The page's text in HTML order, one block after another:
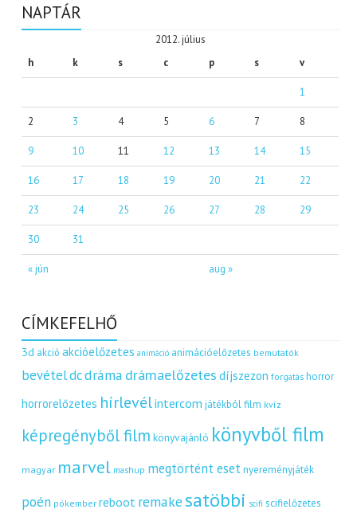
NAPTÁR
2012. július
h
k s c p s v
« jún aug »
1
2 3 4 5 6 7 8
9 10 11 12 13 14 15
16 17 18 19 20 21 22
23 24 25 26 27 28 29
30 31
CÍMKEFELHŐ
3d akció akcióelőzetes animáció animációelőzetes bemutatók
bevételdcdráma drámaelőzetes díjszezon forgatás horror
horrorelőzetes hírlevélintercom játékból film kvíz
képregényből film könyvajánló könyvből film
magyar marvel mashup megtörtént eset nyereményjáték
poén pókember reboot remakesatöbbi scifi scifielőzetes